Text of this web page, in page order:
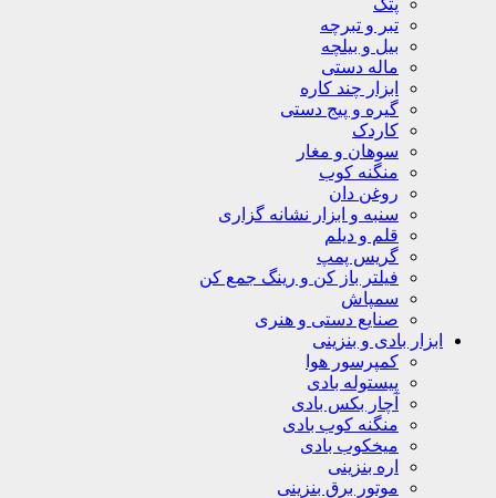
پتک
تبر و تبرچه
بیل و بیلچه
ماله دستی
ابزار چند کاره
گیره و پیج دستی
کاردک
سوهان و مغار
منگنه کوب
روغن دان
سنبه و ابزار نشانه گزاری
قلم و دیلم
گریس پمپ
فیلتر باز کن و رینگ جمع کن
سمپاش
صنایع دستی و هنری
ابزار بادی و بنزینی
کمپرسور هوا
پیستوله بادی
آچار بکس بادی
منگنه کوب بادی
میخکوب بادی
اره بنزینی
موتور برق بنزینی